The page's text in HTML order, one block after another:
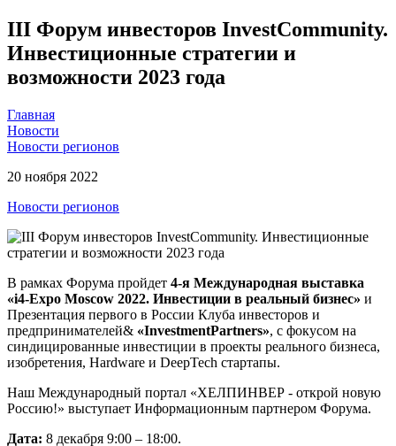
III Форум инвесторов InvestCommunitу.
Инвестиционные стратегии и
возможности 2023 года
Главная
Новости
Новости регионов
20 ноября 2022
Новости регионов
В рамках Форума пройдет 4-я Международная выставка
«i4-Expo Moscow 2022. Инвестиции в реальный бизнес» и
Презентация первого в России Клуба инвесторов и
предпринимателей& «InvestmentPartners», с фокусом на
синдицированные инвестиции в проекты реального бизнеса,
изобретения, Hardware и DeepTech стартапы.
Наш Международный портал «ХЕЛПИНВЕР - открой новую
Россию!» выступает Информационным партнером Форума.
Дата: 8 декабря 9:00 – 18:00.